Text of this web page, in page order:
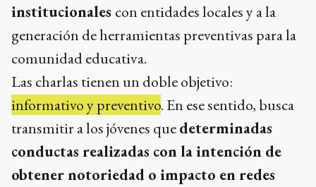
institucionales con entidades locales y a la
generación de herramientas preventivas para la
comunidad educativa.
Las charlas tienen un doble objetivo:
informativo y preventivo. En ese sentido, busca
transmitir a los jóvenes quedeterminadas
conductas realizadas con la intención de
obtener notoriedad o impacto en redes